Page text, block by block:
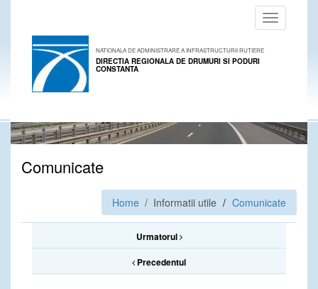
Toggle
navigation
NATIONALA DE ADMINISTRARE A INFRASTRUCTURII RUTIERE
DIRECTIA REGIONALA DE DRUMURI SI PODURI
CONSTANTA
Comunicate
Home / Informatii utile Comunicate
Urmatorul
Precedentul